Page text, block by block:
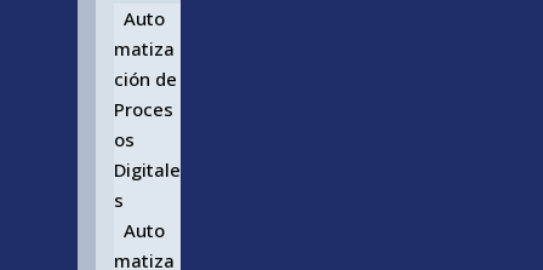
Auto
matiza
ción de
Proces
os
Digitale
s
Auto
matiza